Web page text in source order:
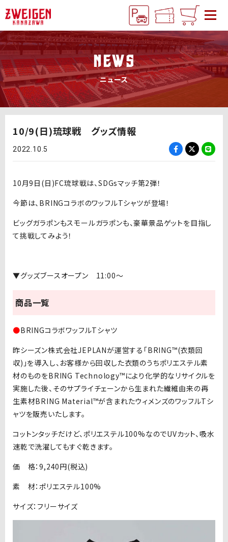
NEWS
ニュース
10/9(日)琉球戦 グッズ情報
2022.10.5
10月9日(日)FC琉球戦は、SDGsマッチ第2弾！
今節は、BRINGコラボのワッフルTシャツが登場！
ビッグガラポンもスモールガラポンも、豪華景品ゲットを目指し
て挑戦してみよう！
▼グッズブースオープン 11:00〜
商品一覧
●BRINGコラボワッフルTシャツ
昨シーズン株式会社JEPLANが運営する「BRING™(衣類回
収)」を導入し、お客様から回収した衣類のうちポリエステル素
材のものをBRING Technology™により化学的なリサイクルを
実施した後、そのサプライチェーンから生まれた繊維由来の再
生素材BRING Material™が含まれたウィメンズのワッフルTシ
ャツを販売いたします。
コットンタッチだけど、ポリエステル100%なのでUVカット、吸水
速乾で洗濯してもすぐ乾きます。
価 格：9,240円(税込)
素 材：ポリエステル100%
サイズ：フリーサイズ